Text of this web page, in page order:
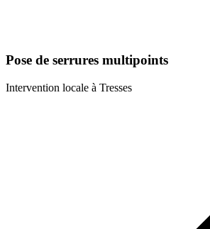
Pose de serrures multipoints
Intervention locale à Tresses